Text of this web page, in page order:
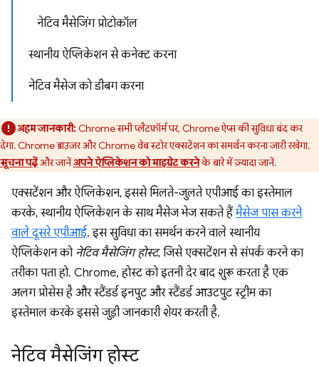
नेटिव मैसेजिंग प्रोटोकॉल
स्थानीय ऐप्लिकेशन से कनेक्ट करना
नेटिव मैसेज को डीबग करना
अहम जानकारी:Chrome सभी प्लैटफ़ॉर्म पर, Chrome ऐप्स की सुविधा बंद कर
देगा. Chrome ब्राउज़र और Chrome वेब स्टोर एक्सटेंशन का समर्थन करना जारी रखेगा.
सूचना पढ़ेंऔर जानेंअपने ऐप्लिकेशन को माइग्रेट करनेके बारे में ज़्यादा जानें.
एक्सटेंशन और ऐप्लिकेशन, इससे मिलते-जुलते एपीआई का इस्तेमाल
करके, स्थानीय ऐप्लिकेशन के साथ मैसेज भेज सकते हैंमैसेज पास करने
वाले दूसरे एपीआई. इस सुविधा का समर्थन करने वाले स्थानीय
ऐप्लिकेशन को नेटिव मैसेजिंग होस्ट, जिसे एक्सटेंशन से संपर्क करने का
तरीका पता हो. Chrome, होस्ट को इतनी देर बाद शुरू करता है एक
अलग प्रोसेस है और स्टैंडर्ड इनपुट और स्टैंडर्ड आउटपुट स्ट्रीम का
इस्तेमाल करके इससे जुड़ी जानकारी शेयर करती है.
नेटिव मैसेजिंग होस्ट